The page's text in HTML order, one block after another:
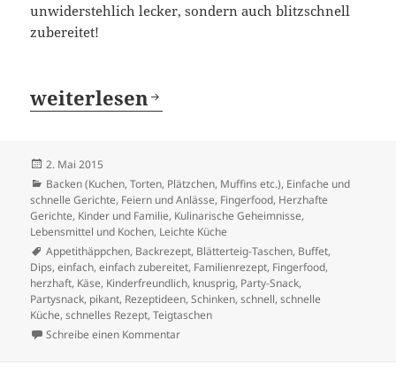
unwiderstehlich lecker, sondern auch blitzschnell
zubereitet!
Blätterteig mit Schnittlauch, Käse
weiterlesen
Veröffentlicht
am
2. Mai 2015
Kategorien
Backen (Kuchen, Torten, Plätzchen, Muffins etc.), Einfache und
schnelle Gerichte, Feiern und Anlässe, Fingerfood, Herzhafte
Gerichte, Kinder und Familie, Kulinarische Geheimnisse,
Lebensmittel und Kochen, Leichte Küche
Schlagwörter
Appetithäppchen, Backrezept, Blätterteig-Taschen, Buffet,
Dips,einfach,einfach zubereitet, Familienrezept, Fingerfood,
herzhaft, Käse, Kinderfreundlich, knusprig, Party-Snack,
Partysnack, pikant, Rezeptideen,Schinken,schnell,schnelle
Küche,schnelles Rezept,Teigtaschen
Schreibe einen Kommentarzu Blätterteig mit Schnittlauch, Käse und